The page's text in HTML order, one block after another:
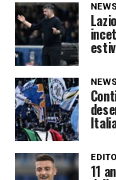
NEWS
NEWS
11